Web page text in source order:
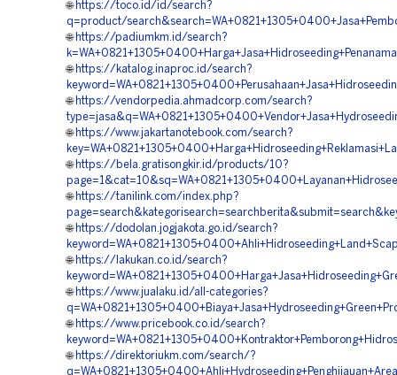
🌐 https://toco.id/id/search?
q=product/
🌐 https://padiumkm.id/search?
🌐 https://katalog.inaproc.id/search?
🌐 https://vendorpedia.ahmadcorp.com/search?
🌐 https://www.jakartanotebook.com/search?
🌐 https://bela.gratisongkir.id/products/10?
🌐 https://tanilink.com/index.php?
🌐 https://dodolan.jogjakota.go.id/search?
🌐 https://lakukan.co.id/search?
🌐 https://www.jualaku.id/all-categories?
🌐 https://www.pricebook.co.id/search?
🌐 https://direktoriukm.com/search/?